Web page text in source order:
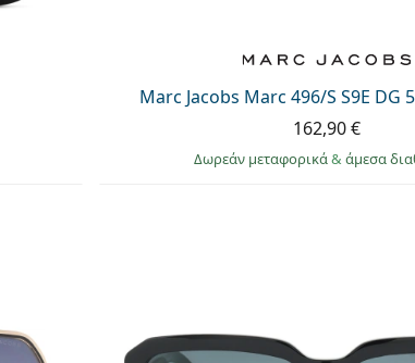
Marc Jacobs Marc 496/S S9E DG
162,90 €
Δωρεάν μεταφορικά& άμεσα